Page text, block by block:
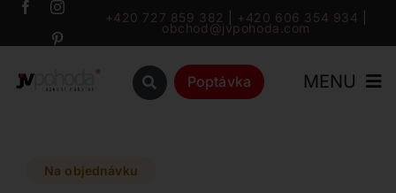
Přeskočit
+420 727 859 382 +420 606 354 934
obchod@jvpohoda.com
Poptávka MENU
Na objednávku